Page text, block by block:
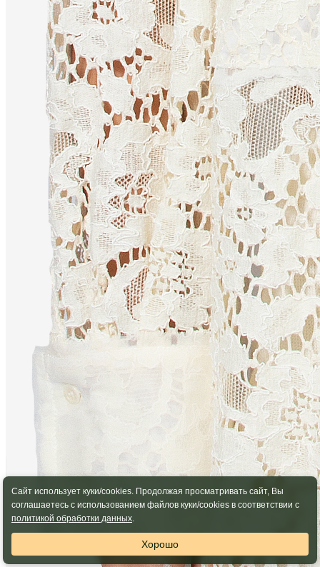
Сайт использует куки/cookies. Продолжая просматривать сайт, Вы
соглашаетесь с использованием файлов куки/cookies в соответствии с
политикой обработки данных.
Хорошо